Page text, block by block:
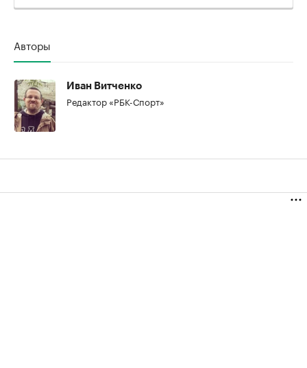
Авторы
Иван Витченко
Редактор «РБК-Спорт»